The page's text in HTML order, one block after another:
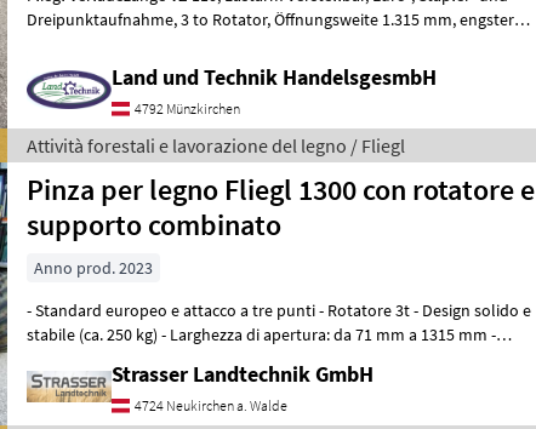
Dreipunktaufnahme, 3 to Rotator, Öffnungsweite 1.315 mm, engster
Land und Technik HandelsgesmbH
4792 Münzkirchen
Attività forestali e lavorazione del legno / Fliegl
Pinza per legno Fliegl 1300 con rotatore e
supporto combinato
Anno prod. 2023
- Standard europeo e attacco a tre punti - Rotatore 3t - Design solido e
stabile (ca. 250 kg) - Larghezza di apertura: da 71 mm a 1315 mm -
Strasser Landtechnik GmbH
4724 Neukirchen a. Walde